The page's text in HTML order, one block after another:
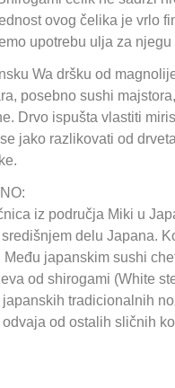
ovog čelika je vrlo
upotrebu ulja za njegu
Wa dršku od
posebno sushi
Drvo ispušta vlastiti
jako razlikovati od
iz područja Miki u
delu Japana.
japanskim sushi
od shirogami (White
tradicionalnih
od ostalih sličnih